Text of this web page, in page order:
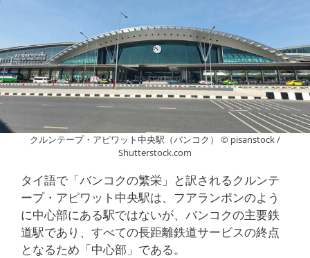
クルンテープ・アピワット中央駅（バンコク） © pisanstock /
Shutterstock.com
タイ語で「バンコクの繁栄」と訳されるクルンテ
ープ・アピワット中央駅は、フアランポンのよう
に中心部にある駅ではないが、バンコクの主要鉄
道駅であり、すべての長距離鉄道サービスの終点
となるため「中心部」である。